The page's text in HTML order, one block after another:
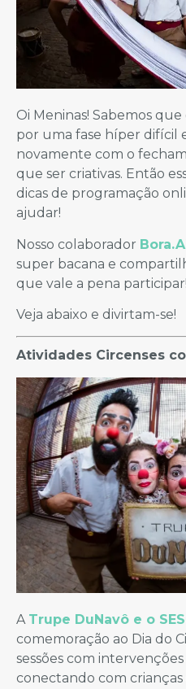
Oi Meninas! Sabemos
por uma fase híper difícil
novamente com o
que ser criativas. Então
dicas de programação
ajudar!
Nosso colaborador
super bacana e
que vale a pena participar!
Veja abaixo e divirtam-se!
Atividades Circenses
A Trupe DuNavô e o
comemoração ao Dia do
sessões com
conectando com crianças